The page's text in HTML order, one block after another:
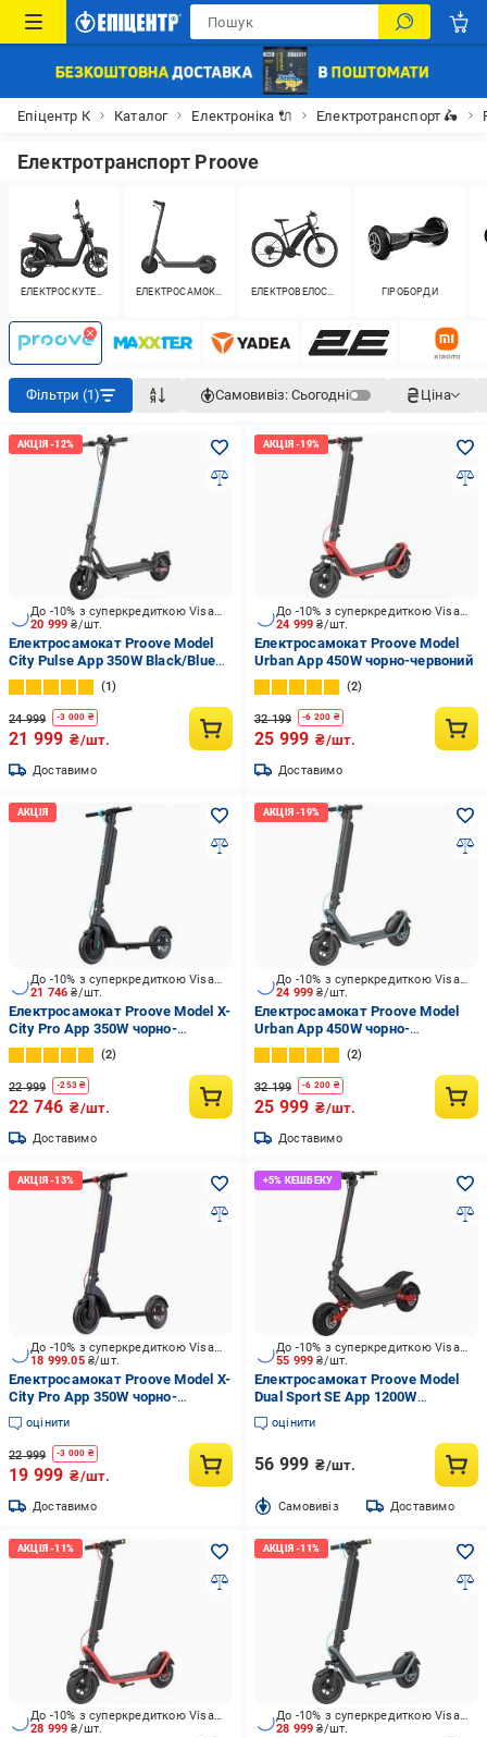
Епіцентр К Каталог Електроніка 🔌 Електротранспорт 🛵
Електротранспорт Proove
ЕЛЕКТРОСКУТЕРИ ЕЛЕКТРОСАМОКАТИ ЕЛЕКТРОВЕЛОСИПЕДИ ГІРОБОРДИ
Фільтри (1) Самовивіз: Сьогодні Ціна
20 999₴/шт.
До -10% з суперкредиткою Visa Вигода
Електросамокат Proove Model
City Pulse App 350W Black/Blue
(CTPL35030101)
1
24 999 -3 000 ₴
21 999 ₴/шт.
Доставимо
24 999₴/шт.
До -10% з суперкредиткою Visa Вигода
Електросамокат Proove Model
Urban App 450W чорно-червоний
2
32 199 -6 200 ₴
25 999 ₴/шт.
Доставимо
21 746₴/шт.
До -10% з суперкредиткою Visa Вигода
Електросамокат Proove Model X-
City Pro App 350W чорно-
блакитний
2
22 999 -253 ₴
22 746 ₴/шт.
Доставимо
24 999₴/шт.
До -10% з суперкредиткою Visa Вигода
Електросамокат Proove Model
Urban App 450W чорно-
блакитний
2
32 199 -6 200 ₴
25 999 ₴/шт.
Доставимо
18 999.05 ₴/шт.
До -10% з суперкредиткою Visa Вигода
Електросамокат Proove Model X-
City Pro App 350W чорно-
червоний
оцінити
22 999 -3 000 ₴
19 999 ₴/шт.
Доставимо
55 999₴/шт.
До -10% з суперкредиткою Visa Вигода
Електросамокат Proove Model
Dual Sport SE App 1200W
Black/Red (DLSE24050302)
оцінити
56 999 ₴/шт.
Cамовивіз Доставимо
28 999₴/шт.
До -10% з суперкредиткою Visa Вигода
28 999₴/шт.
До -10% з суперкредиткою Visa Вигода